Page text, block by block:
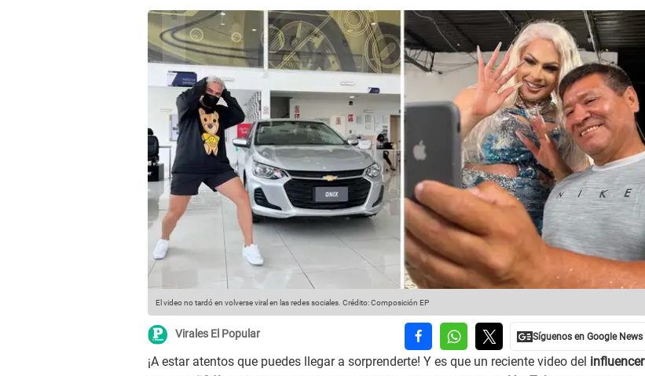
El video no tardó en volverse viral en las redes sociales. Crédito: Composición EP
Virales El Popular
¡A estar atentos que puedes llegar a sorprenderte! Y es que un reciente video del influencer